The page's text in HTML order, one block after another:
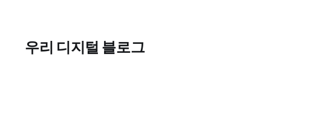
우리 디지털 블로그